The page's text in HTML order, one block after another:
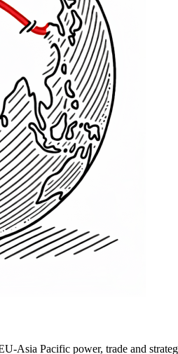
Asia Pacific power, trade and